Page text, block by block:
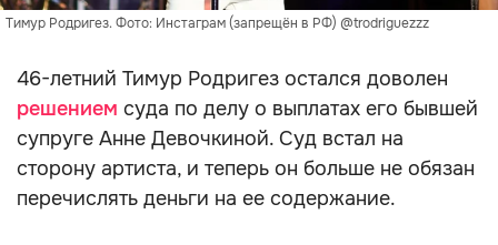
Тимур Родригез. Фото: Инстаграм (запрещён в РФ) @trodriguezzz
46-летний Тимур Родригез остался доволен
решением суда по делу о выплатах его бывшей
супруге Анне Девочкиной. Суд встал на
сторону артиста, и теперь он больше не обязан
перечислять деньги на ее содержание.